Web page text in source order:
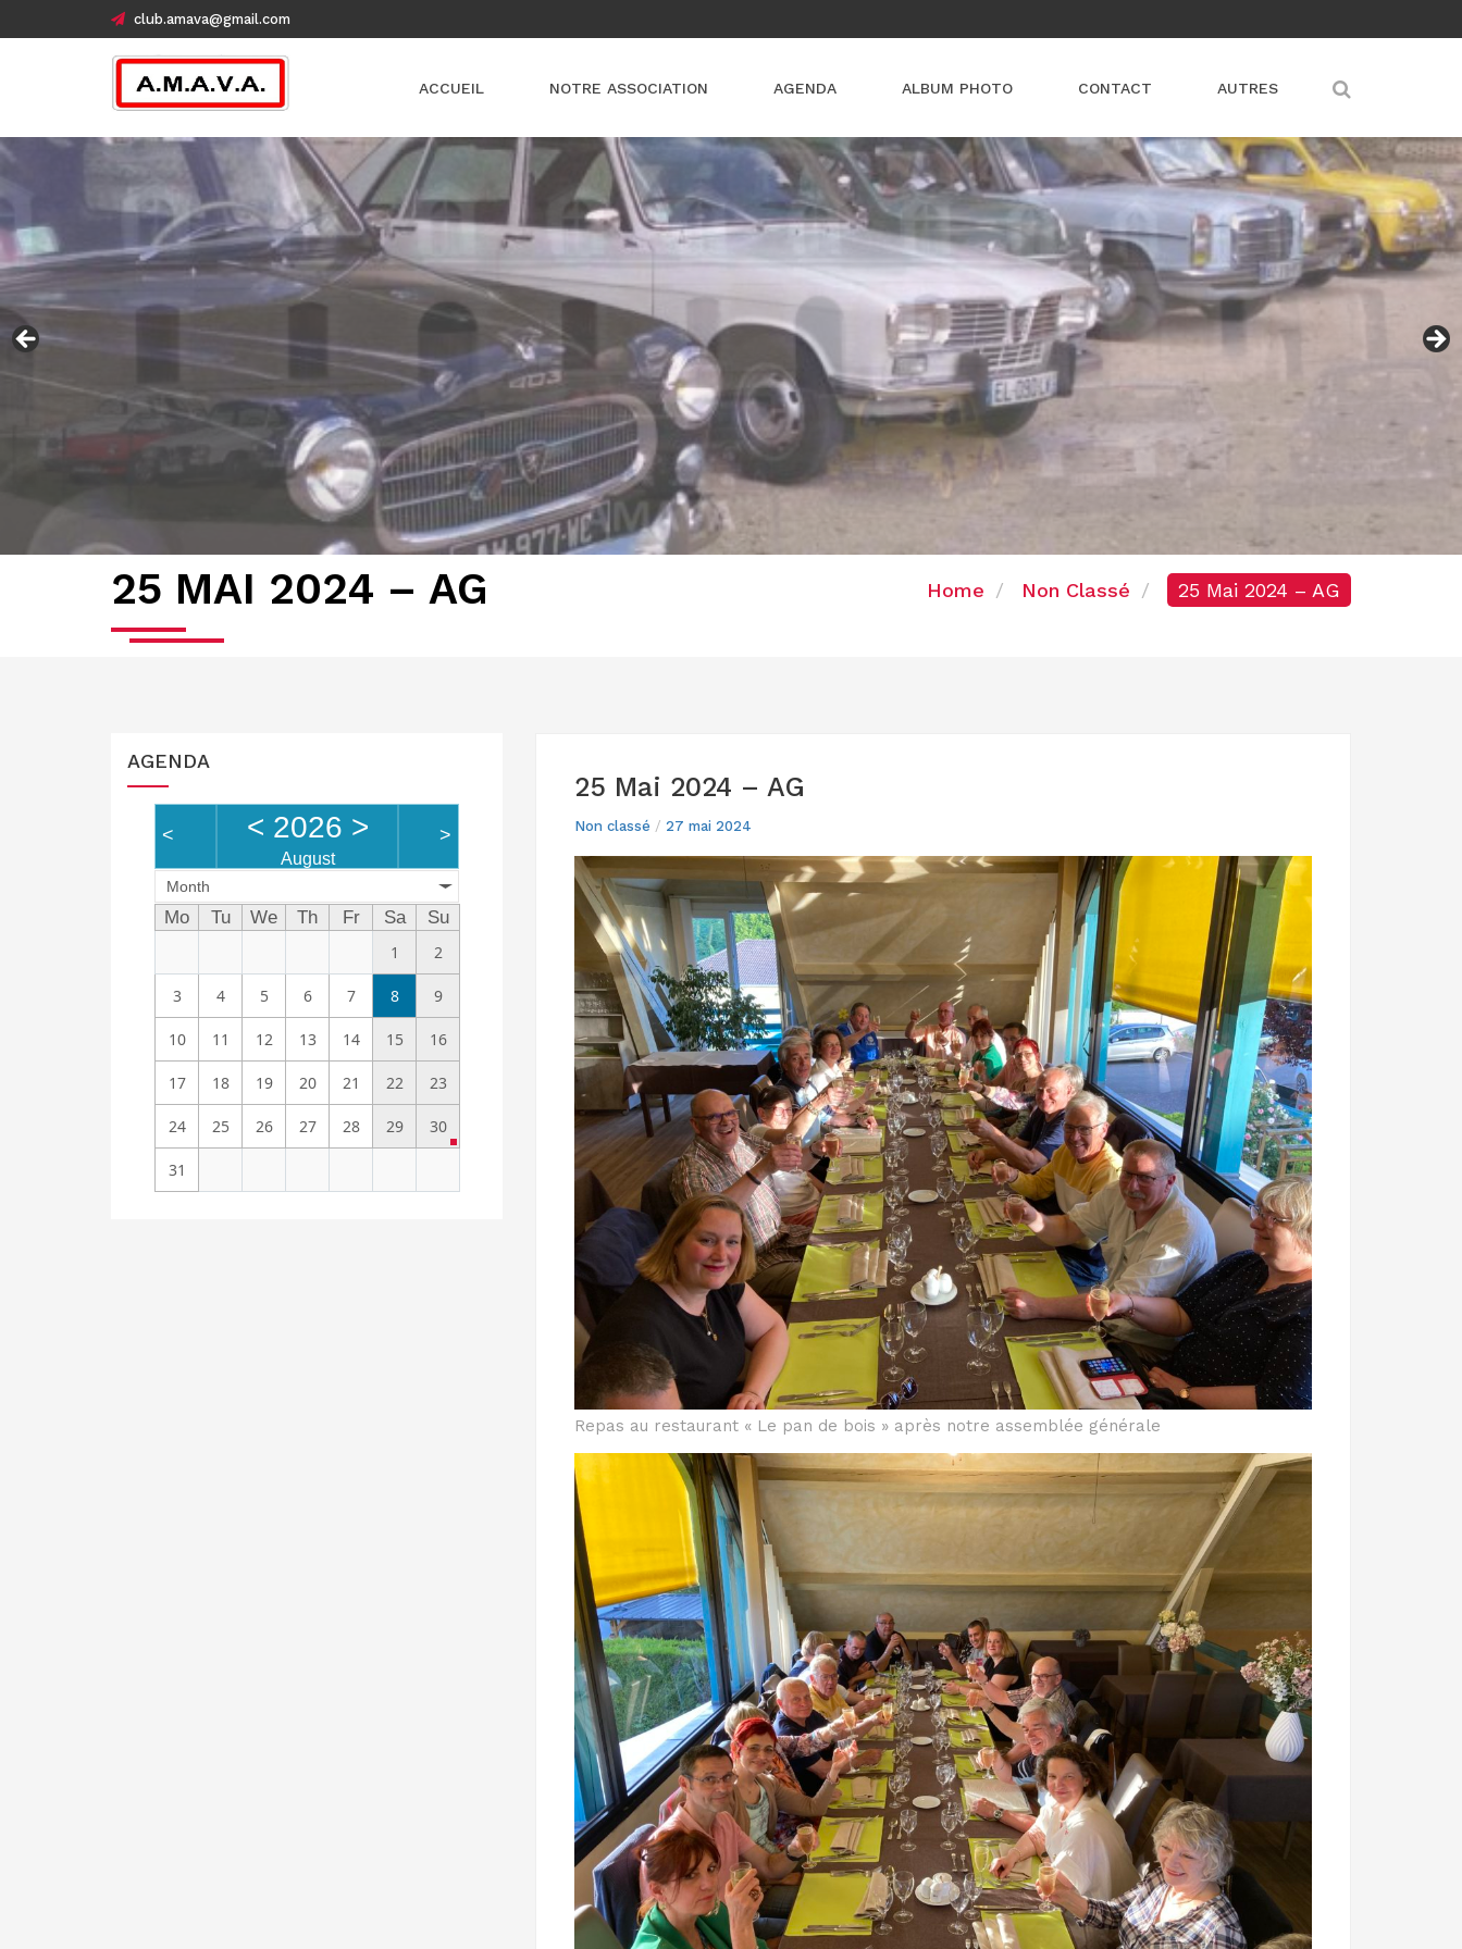
club.amava@gmail.com
ACCUEIL NOTRE ASSOCIATION AGENDA ALBUM PHOTO CONTACT AUTRES
25 MAI 2024 – AG Home Non Classé 25 Mai 2024 – AG
AGENDA
< < 2026 >
August
>
Month
Mo Tu We Th Fr Sa
Su
1
2
3 4 5 6 7 8 9
10 11 12 13 14 15 16
17 18 19 20 21 22 23
24 25 26 27 28 29 30
31
25 Mai 2024 – AG
Non classé / 27 mai 2024
Repas au restaurant « Le pan de bois » après notre assemblée générale